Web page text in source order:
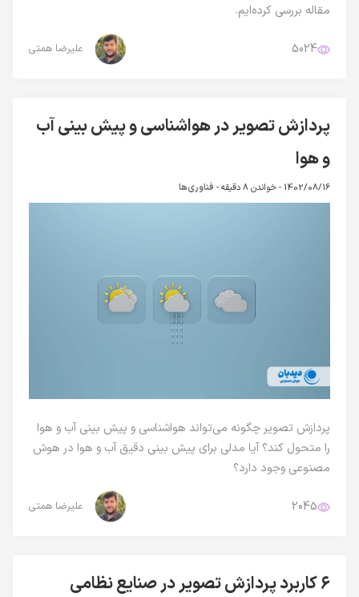
مقاله بررسی کرده‌ایم.
5024 علیرضا همتی
پردازش تصویر در هواشناسی و پیش بینی آب
و هوا
1402/08/16 - خواندن 8 دقیقه - فناوری‌ها
پردازش تصویر چگونه می‌تواند هواشناسی و پیش بینی آب و هوا
را متحول کند؟ آیا مدلی برای پیش بینی دقیق آب و هوا در هوش
مصنوعی وجود دارد؟
2045 علیرضا همتی
۶ کاربرد پردازش تصویر در صنایع نظامی